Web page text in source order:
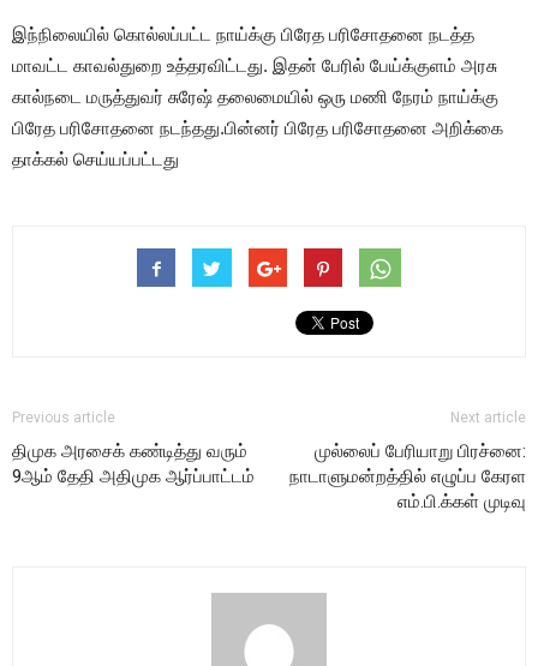
இந்நிலையில் கொல்லப்பட்ட நாய்க்கு பிரேத பரிசோதனை நடத்த
மாவட்ட காவல்துறை உத்தரவிட்டது. இதன் பேரில் பேய்க்குளம் அரசு
கால்நடை மருத்துவர் சுரேஷ் தலைமையில் ஒரு மணி நேரம் நாய்க்கு
பிரேத பரிசோதனை நடந்தது.பின்னர் பிரேத பரிசோதனை அறிக்கை
தாக்கல் செய்யப்பட்டது
Previous article
திமுக அரசைக் கண்டித்து வரும்
9ஆம் தேதி அதிமுக ஆர்ப்பாட்டம்
Next article
முல்லைப் பேரியாறு பிரச்னை:
நாடாளுமன்றத்தில் எழுப்ப கேரள
எம்.பி.க்கள் முடிவு